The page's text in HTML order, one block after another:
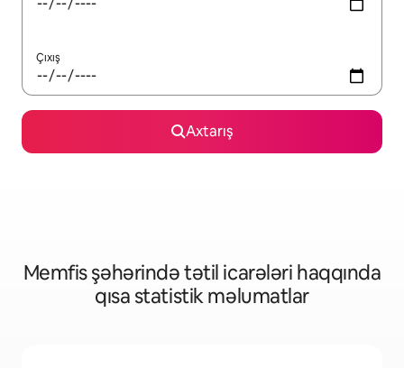
Çıxış
Axtarış
Memfis şəhərində tətil icarələri haqqında
qısa statistik məlumatlar